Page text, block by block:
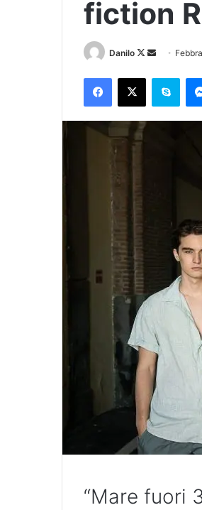
fiction
Danilo
“Mare fuori